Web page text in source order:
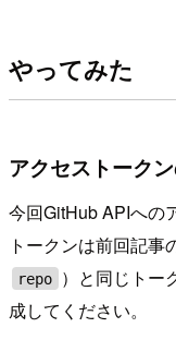
やってみた
アクセストーク
今回GitHub APIへの
トークンは前回記
repo
）と同じトー
成してください。